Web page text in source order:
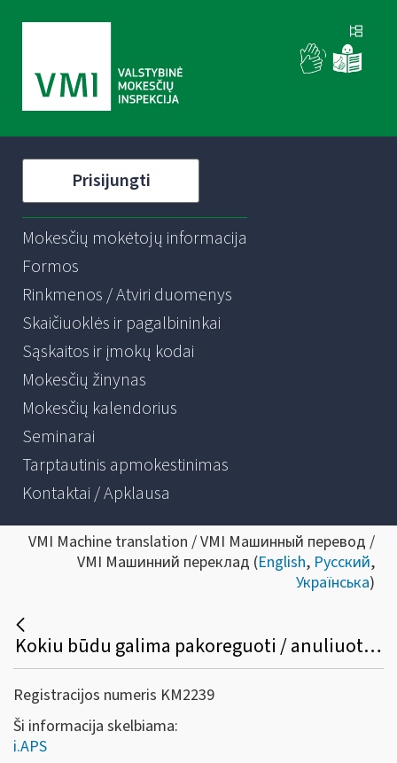
Prisijungti
Mokesčių mokėtojų informacija
Formos
Rinkmenos / Atviri duomenys
Skaičiuoklės ir pagalbininkai
Sąskaitos ir įmokų kodai
Mokesčių žinynas
Mokesčių kalendorius
Seminarai
Tarptautinis apmokestinimas
Kontaktai / Apklausa
VMI Machine translation / VMI Машинный перевод /
VMI Машинний переклад (English, Русский,
Українська)
Kokiu būdu galima pakoreguoti / anuliuoti jau išrašytą PVM sąskaitą faktūrą /sąskaitą faktūrą ir kitus pajamų ir išlaidų dokumentus?
Registracijos numeris KM2239
Ši informacija skelbiama:
i.APS